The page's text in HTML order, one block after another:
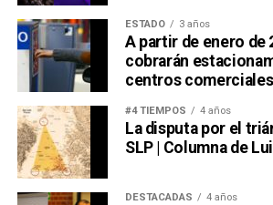
ESTADO 3 años
A partir de enero de
cobrarán
centros comerciales
#4 TIEMPOS 4 años
La disputa por el
SLP | Columna de
DESTACADAS 4 años